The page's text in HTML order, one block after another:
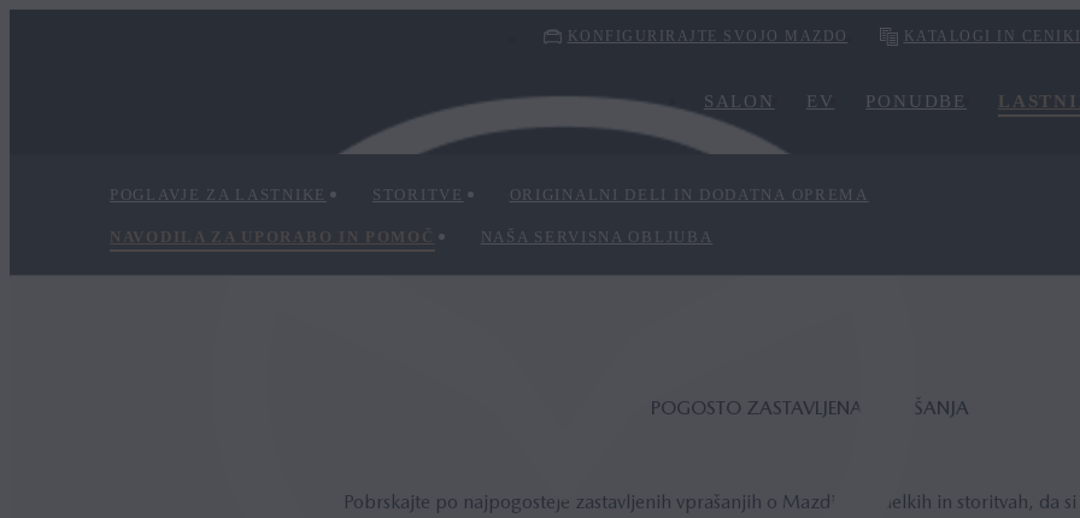
KONFIGURIRAJTE SVOJO MAZDO KATALOGI IN CENIKI
SALON EV PONUDBE
POGLAVJE ZA LASTNIKE STORITVE ORIGINALNI DELI IN DODATNA OPREMA
NAVODILA ZA UPORABO IN POMOČ NAŠA SERVISNA OBLJUBA
POGOSTO ZASTAVLJENA VPRAŠANJA
Pobrskajte po najpogosteje zastavljenih vprašanjih o Mazdinih izdelkih in storitvah, da